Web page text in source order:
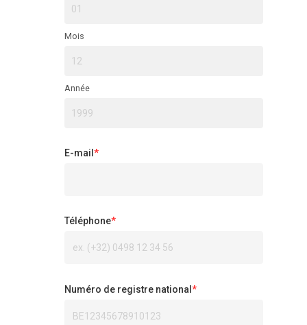
Mois
Année
E-mail *
Téléphone*
Numéro de registre national *